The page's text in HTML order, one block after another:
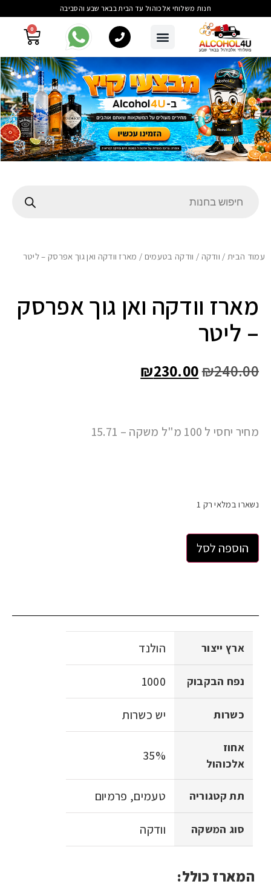
חנות משלוחי אלכוהול עד הבית בבאר שבע והסביבה
0
עמוד הבית/ וודקה / וודקה בטעמים / מארז וודקה ואן גוך אפרסק – ליטר
מארז וודקה ואן גוך אפרסק
– ליטר
₪240.00
₪230.00
מחיר יחסי ל 100 מ"ל משקה – 15.71
נשארו במלאי רק 1
הוספה לסל
ארץ ייצור הולנד
נפח הבקבוק 1000
כשרות יש כשרות
אחוז
אלכוהול
35%
תת קטגוריה טעמים, פרמיום
סוג המשקה וודקה
המארז כולל: